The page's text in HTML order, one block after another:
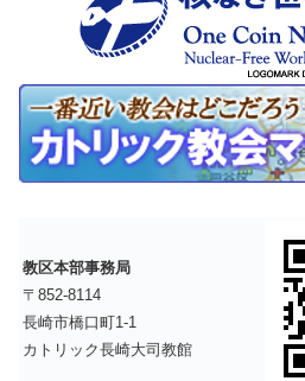
教区本部事務局
〒852-8114
長崎市橋口町1-1
カトリック長崎大司教館